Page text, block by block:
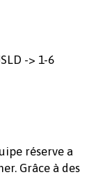
-> 1-6
réserve a
Grâce à des